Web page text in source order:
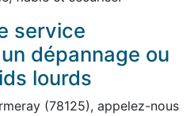
service
dépannage ou
lourds
(78125), appelez-nous